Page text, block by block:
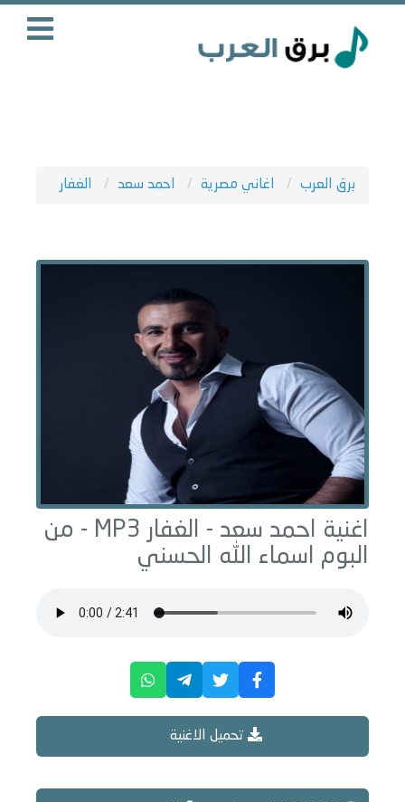
برق العرب اغاني مصرية احمد سعد الغفار
اغنية احمد سعد - الغفار
MP3 - من
البوم اسماء الله الحسني
تحميل الاغنية